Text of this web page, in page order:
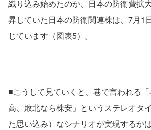
織り込み始めたのか、日本の防衛費拡
昇していた日本の防衛関連株は、7月1
じています（図表5）。
■こうして見ていくと、巷で言われる
高、敗北なら株安」というステレオタ
た思い込み）なシナリオが実現するか